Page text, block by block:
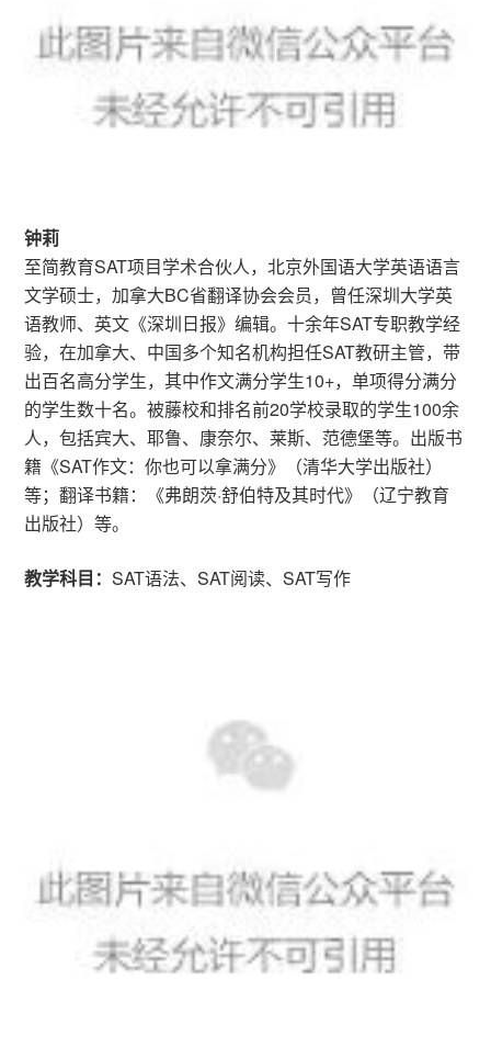
钟莉
至简教育SAT项目学术合伙人，北京外国语大学英语语言
文学硕士，加拿大BC省翻译协会会员，曾任深圳大学英
语教师、英文《深圳日报》编辑。十余年SAT专职教学经
验，在加拿大、中国多个知名机构担任SAT教研主管，带
出百名高分学生，其中作文满分学生10+，单项得分满分
的学生数十名。被藤校和排名前20学校录取的学生100余
人，包括宾大、耶鲁、康奈尔、莱斯、范德堡等。出版书
籍《SAT作文：你也可以拿满分》（清华大学出版社）
等；翻译书籍：《弗朗茨·舒伯特及其时代》（辽宁教育
出版社）等。
教学科目：SAT语法、SAT阅读、SAT写作